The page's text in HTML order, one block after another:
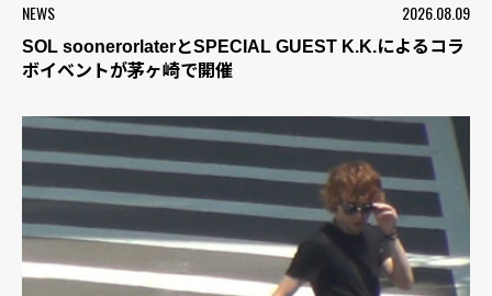
NEWS 2026.08.09
SOL soonerorlaterとSPECIAL GUEST K.K.によるコラ
ボイベントが茅ヶ崎で開催